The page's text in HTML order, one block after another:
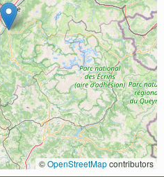
©OpenStreetMapcontributors